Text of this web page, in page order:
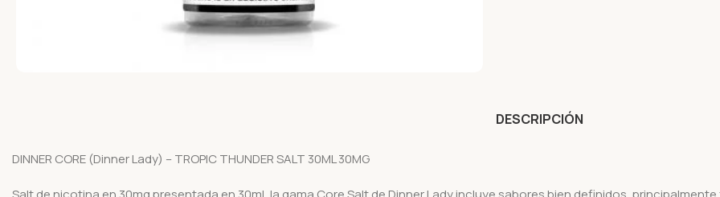
DESCRIPCIÓN
DINNER CORE (Dinner Lady) – TROPIC THUNDER SALT 30ML 30MG